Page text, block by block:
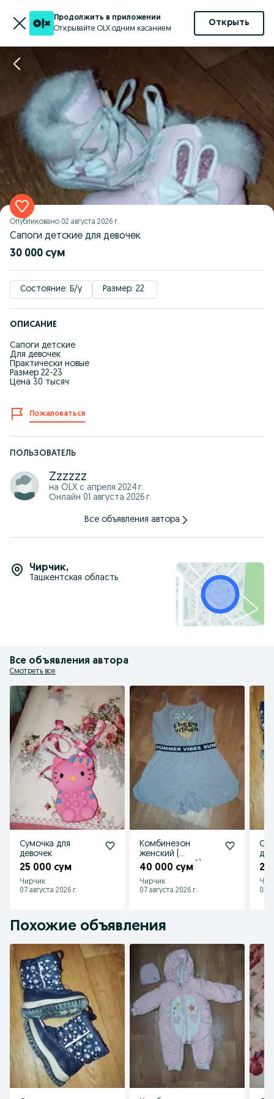
Продолжить в приложении
Открывайте OLX одним касанием
Открыть
Опубликовано 02 августа 2026 г.
Сапоги детские для девочек
30 000 сум
Состояние: Б/у Размер: 22
ОПИСАНИЕ
Сапоги детские
Для девочек
Практически новые
Размер 22-23
Цена 30 тысяч
Пожаловаться
ПОЛЬЗОВАТЕЛЬ
Zzzzzz
на OLX с апреля 2024 г.
Онлайн 01 августа 2026 г.
Все объявления автора
Чирчик,
Ташкентская область
Все объявления автора
Смотреть все
Сумочка для
девочек
25 000 сум
Чирчик
07 августа 2026 г.
Комбинезон
женский (
подростковый)
40 000 сум
Чирчик
07 августа 2026 г.
20
02
Похожие объявления